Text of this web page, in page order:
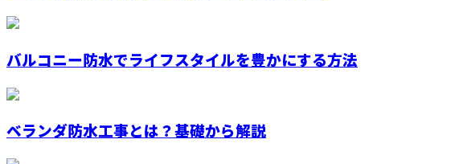
バルコニー防水でライフスタイルを豊かにする方法
ベランダ防水工事とは？基礎から解説